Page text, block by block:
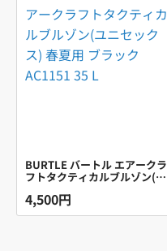
BURTLE バートル エアークラ
フトタクティカルブルゾン(ユ
ニセックス) 春夏用 ブラック
AC1151 35 L
4,500円